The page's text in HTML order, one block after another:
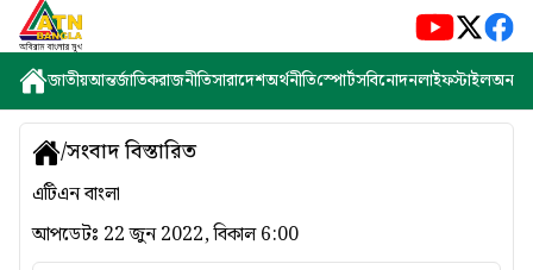
জাতীয়আন্তর্জাতিকরাজনীতিসারাদেশঅর্থনীতিস্পোর্টসবিনোদনলাইফস্টাইল
/সংবাদ বিস্তারিত
এটিএন বাংলা
আপডেটঃ 22 জুন 2022, বিকাল 6:00